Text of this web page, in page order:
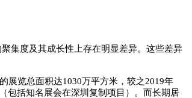
集度及其成长性上存在明显差异。这些差异
展览总面积达1030万平方米，较之2019年
包括知名展会在深圳复制项目）。而长期居